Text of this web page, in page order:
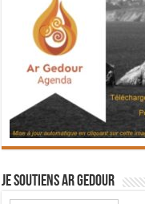
Je soutiens Ar Gedour